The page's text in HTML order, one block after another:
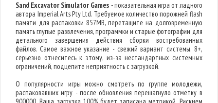
Sand Excavator Simulator Games - показательная игра от ладного
автора Imperial Arts Pty Ltd. Требуемое количество порожней flash
памяти для распаковки 857MB, перетащите на долговременную
память глупые развлечения, программки и старые фотографии для
детального завершения действия сборки востребованных
файлов. Самое важное указание - свежий вариант системы. 8+,
серьезно отнеситесь к этому, из-за нестандартных системных
ограничений, подцепите неприятность с загрузкой.
О популярности игры можно смотреть по группе молодежи,
распаковавших игру - после обновления перешагнуло отметку в